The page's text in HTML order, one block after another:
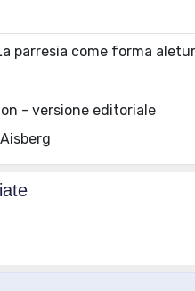
parresia come forma
- versione editoriale